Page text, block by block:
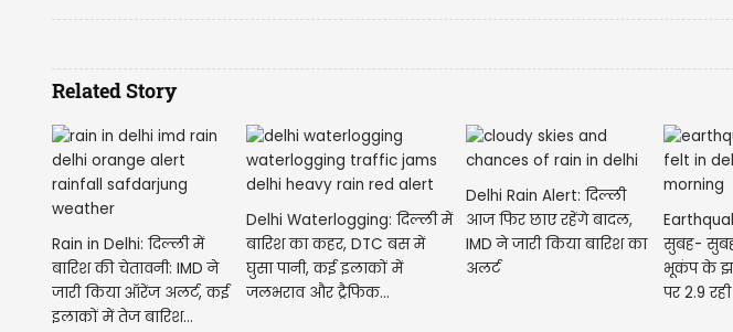
Related Story
Rain in Delhi: दिल्ली में
बारिश की चेतावनी: IMD ने
जारी किया ऑरेंज अलर्ट, कई
इलाकों में तेज बारिश...
Delhi Waterlogging: दिल्ली में
बारिश का कहर, DTC बस में
घुसा पानी, कई इलाकों में
जलभराव और ट्रैफिक...
Delhi Rain Alert: दिल्ली
आज फिर छाए रहेंगे बादल,
IMD ने जारी किया बारिश का
अलर्ट
सुबह-
भूकंप के
पर 2.9 रही